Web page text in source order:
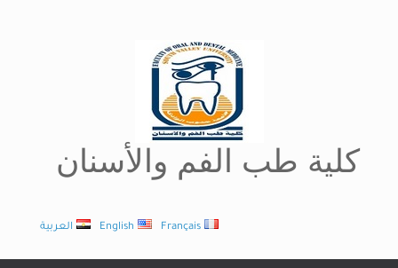
كلية طب الفم والأسنان
العربية English Français